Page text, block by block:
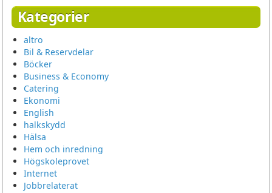
Kategorier
altro
Bil & Reservdelar
Böcker
Business & Economy
Catering
Ekonomi
English
halkskydd
Hälsa
Hem och inredning
Högskoleprovet
Internet
Jobbrelaterat